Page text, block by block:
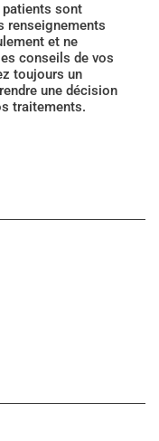
sont
renseignements
et ne
conseils de vos
toujours un
une décision
traitements.